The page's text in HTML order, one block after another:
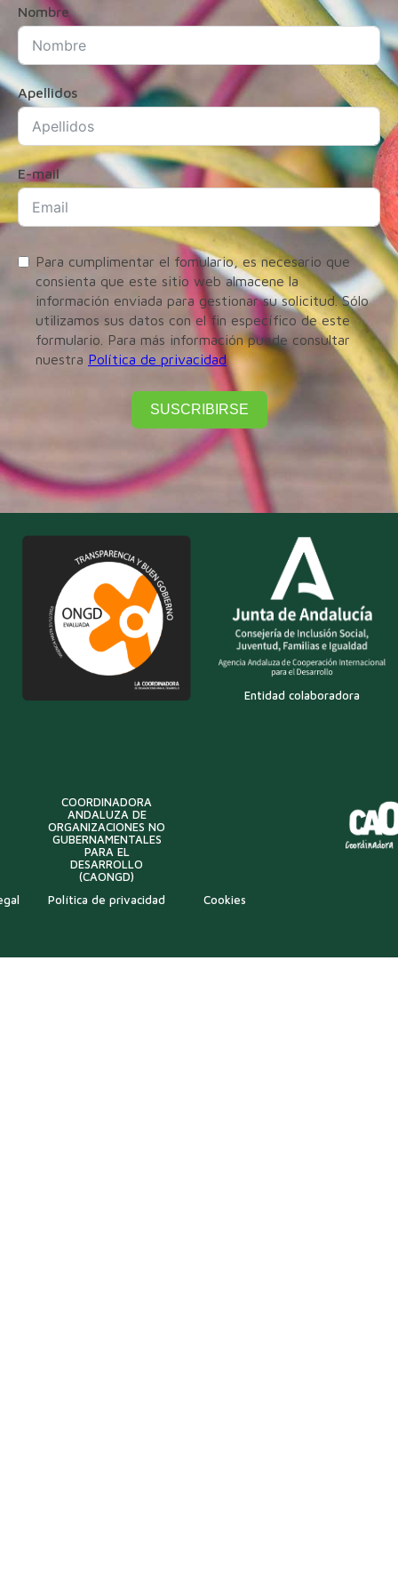
Nombre
Apellidos
E-mail
Para cumplimentar el fomulario, es necesario que
consienta que este sitio web almacene la
información enviada para gestionar su solicitud. Sólo
utilizamos sus datos con el fin específico de este
formulario. Para más información puede consultar
nuestra Política de privacidad
SUSCRIBIRSE
Entidad colaboradora
COORDINADORA
ANDALUZA DE
ORGANIZACIONES NO
GUBERNAMENTALES
PARA EL
DESARROLLO
(CAONGD)
Política de privacidad Cookies